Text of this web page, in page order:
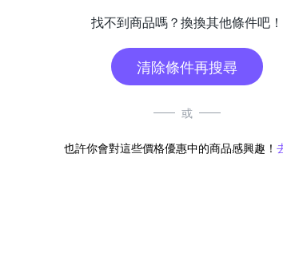
找不到商品嗎？換換其他條件吧！
清除條件再搜尋
或
也許你會對這些價格優惠中的商品感興趣！